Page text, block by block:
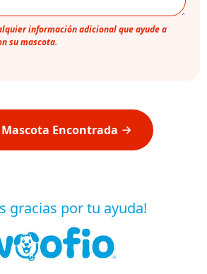
información adicional que ayude a
su mascota.
Encontrada
gracias por tu ayuda!